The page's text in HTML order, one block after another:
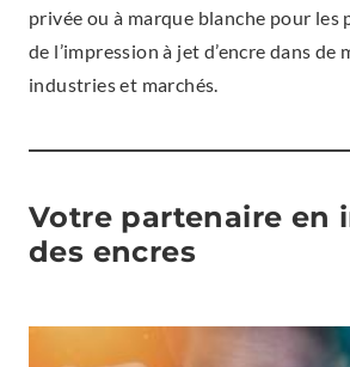
privée ou à marque blanche pour les
de l’impression à jet d’encre dans de
industries et marchés.
Votre partenaire en
des encres